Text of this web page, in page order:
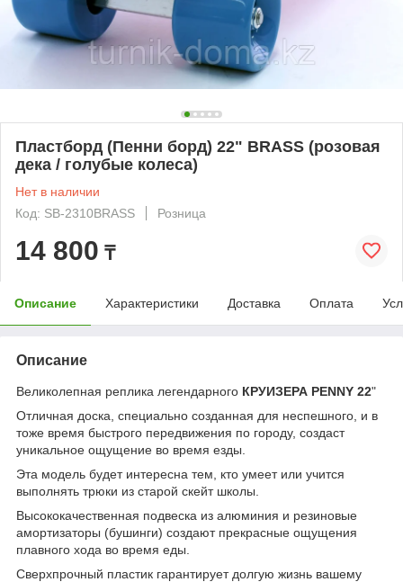
Пластборд (Пенни борд) 22" BRASS (розовая
дека / голубые колеса)
Нет в наличии
Код: SB-2310BRASS
Розница
14 800 ₸
Описание Характеристики Доставка Оплата
Описание
Великолепная реплика легендарного КРУИЗЕРА PENNY 22"
Отличная доска, специально созданная для неспешного, и в
тоже время быстрого передвижения по городу, создаст
уникальное ощущение во время езды.
Эта модель будет интересна тем, кто умеет или учится
выполнять трюки из старой скейт школы.
Высококачественная подвеска из алюминия и резиновые
амортизаторы (бушинги) создают прекрасные ощущения
плавного хода во время еды.
Сверхпрочный пластик гарантирует долгую жизнь вашему